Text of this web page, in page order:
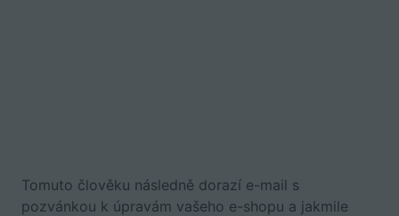
Tomuto člověku následně dorazí e-mail s
pozvánkou k úpravám vašeho e-shopu a jakmile